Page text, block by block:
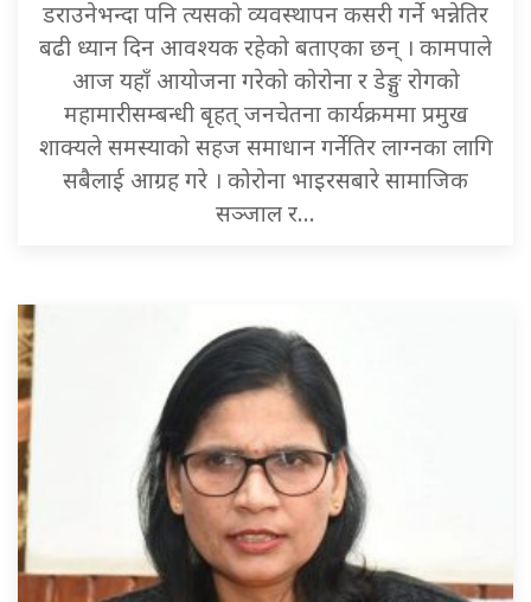
डराउनेभन्दा पनि त्यसको व्यवस्थापन कसरी गर्ने भन्नेतिर
बढी ध्यान दिन आवश्यक रहेको बताएका छन् । कामपाले
आज यहाँ आयोजना गरेको कोरोना र डेङ्गु रोगको
महामारीसम्बन्धी बृहत् जनचेतना कार्यक्रममा प्रमुख
शाक्यले समस्याको सहज समाधान गर्नेतिर लाग्नका लागि
सबैलाई आग्रह गरे । कोरोना भाइरसबारे सामाजिक
सञ्जाल र…